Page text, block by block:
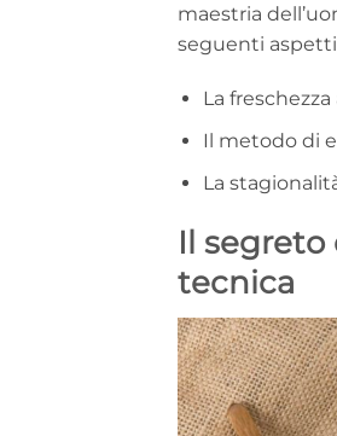
maestria
seguenti
La
Il metodo di
La
Il
tecnica